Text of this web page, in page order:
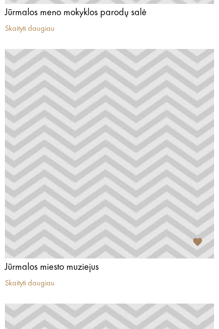
Jūrmalos meno mokyklos parodų salė
Skaityti daugiau
Jūrmalos miesto muziejus
Skaityti daugiau